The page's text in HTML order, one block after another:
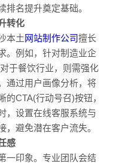
排名提升奠定基础。
转化
本土网站制作公司擅长
。例如，针对制造业企
于餐饮行业，则需强化
通过用户画像分析，将
CTA(行动号召)按钮，
，设置在线客服系统与
避免潜在客户流失。
感
一印象。专业团队会结